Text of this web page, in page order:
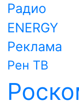
Радио
ENERGY
Реклама
Рен ТВ